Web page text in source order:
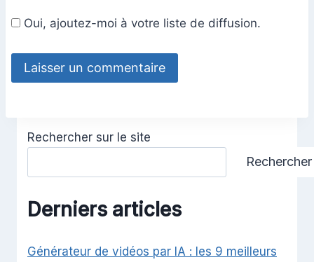
Oui, ajoutez-moi à votre liste de diffusion.
Rechercher sur le site
Rechercher
Derniers articles
Générateur de vidéos par IA : les 9 meilleurs